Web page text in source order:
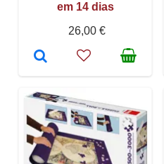
em 14 dias
26,00 €